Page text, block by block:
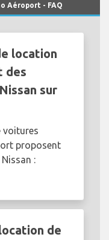
Aéroport - FAQ
location
des
sur
voitures
proposent
:
de